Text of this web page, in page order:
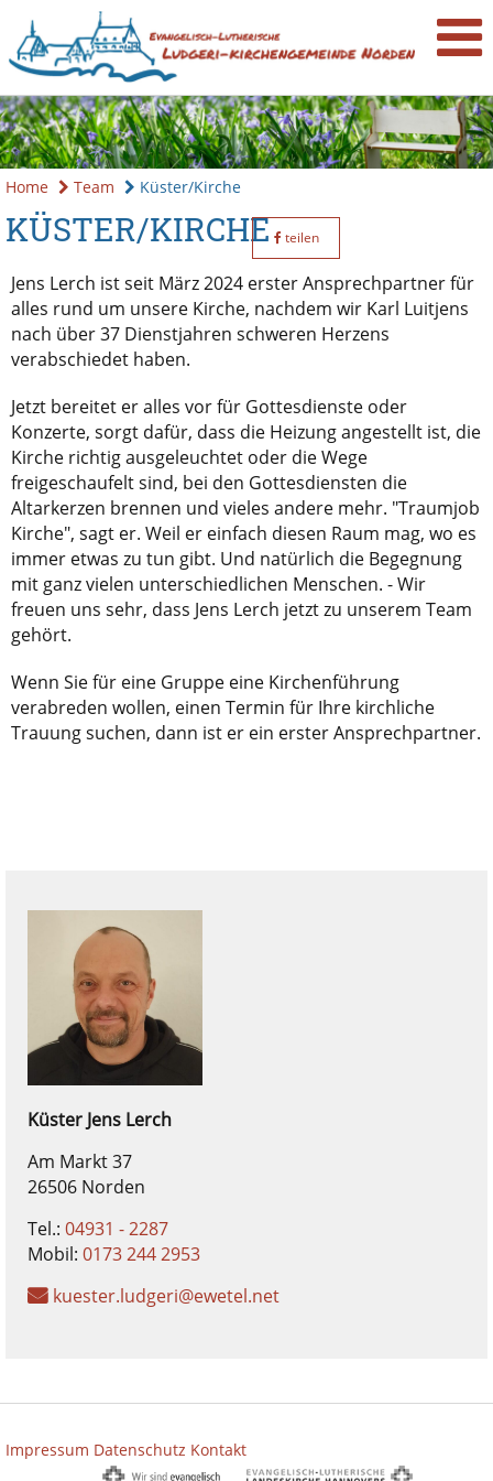
Home Team Küster/Kirche
KÜSTER/KIRCHE teilen
Jens Lerch ist seit März 2024 erster Ansprechpartner für
alles rund um unsere Kirche, nachdem wir Karl Luitjens
nach über 37 Dienstjahren schweren Herzens
verabschiedet haben.
Jetzt bereitet er alles vor für Gottesdienste oder
Konzerte, sorgt dafür, dass die Heizung angestellt ist, die
Kirche richtig ausgeleuchtet oder die Wege
freigeschaufelt sind, bei den Gottesdiensten die
Altarkerzen brennen und vieles andere mehr. "Traumjob
Kirche", sagt er. Weil er einfach diesen Raum mag, wo es
immer etwas zu tun gibt. Und natürlich die Begegnung
mit ganz vielen unterschiedlichen Menschen. - Wir
freuen uns sehr, dass Jens Lerch jetzt zu unserem Team
gehört.
Wenn Sie für eine Gruppe eine Kirchenführung
verabreden wollen, einen Termin für Ihre kirchliche
Trauung suchen, dann ist er ein erster Ansprechpartner.
Küster Jens Lerch
Am Markt 37
26506 Norden
Tel.: 04931 - 2287
Mobil: 0173 244 2953
kuester.ludgeri@ewetel.net
Impressum Datenschutz Kontakt